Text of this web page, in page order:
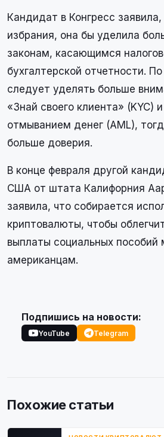
Кандидат в Конгресс заявила,
избрания, она бы уделила
законам, касающимся
бухгалтерской отчетности.
следует уделять больше
«Знай своего клиента» (KYC)
отмыванием денег (AML),
больше доверия.
В конце февраля другой
США от штата Калифорния
заявила, что собирается
криптовалюты, чтобы
выплаты социальных
американцам.
Подпишись на новости:
YouTube Telegram
Похожие статьи